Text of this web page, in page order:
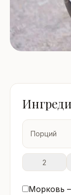
Порций
2
Морковь –